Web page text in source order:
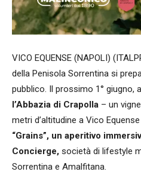
VICO EQUENSE (NAPOLI)
della Penisola Sorrentina si
pubblico. Il prossimo 1° giugno,
l’Abbazia di Crapolla – un
metri d’altitudine a Vico
“Grains”, un aperitivo
Concierge, società di lifestyle
Sorrentina e Amalfitana.